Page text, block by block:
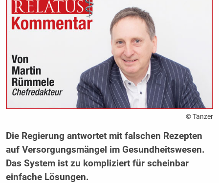
© Tanzer
Die Regierung antwortet mit falschen Rezepten
auf Versorgungsmängel im Gesundheitswesen.
Das System ist zu kompliziert für scheinbar
einfache Lösungen.